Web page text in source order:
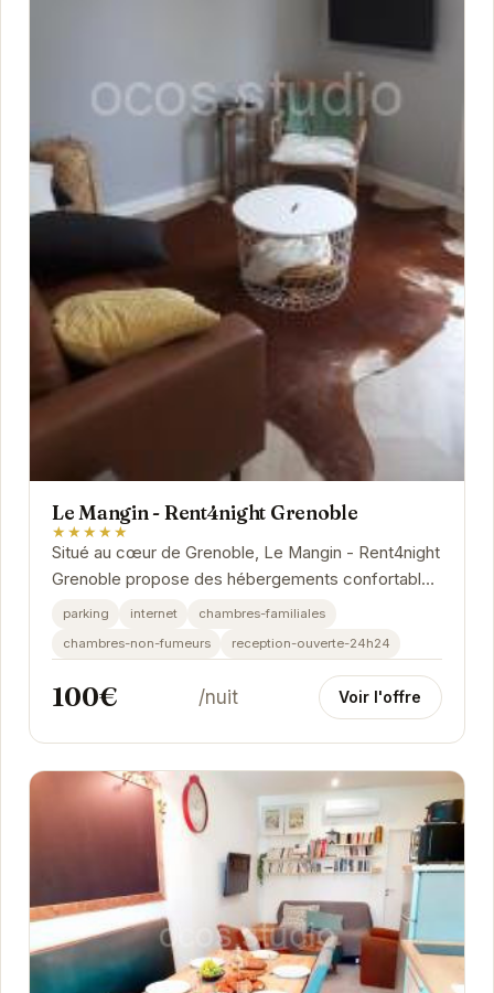
Le Mangin - Rent4night Grenoble
★★★★★
Situé au cœur de Grenoble, Le Mangin - Rent4night
Grenoble propose des hébergements confortables
et bien équipés. Profitez d'un séjour...
parking internet
chambres-familiales
chambres-non-fumeurs
reception-ouverte-24h24
100€ /nuit Voir l'offre